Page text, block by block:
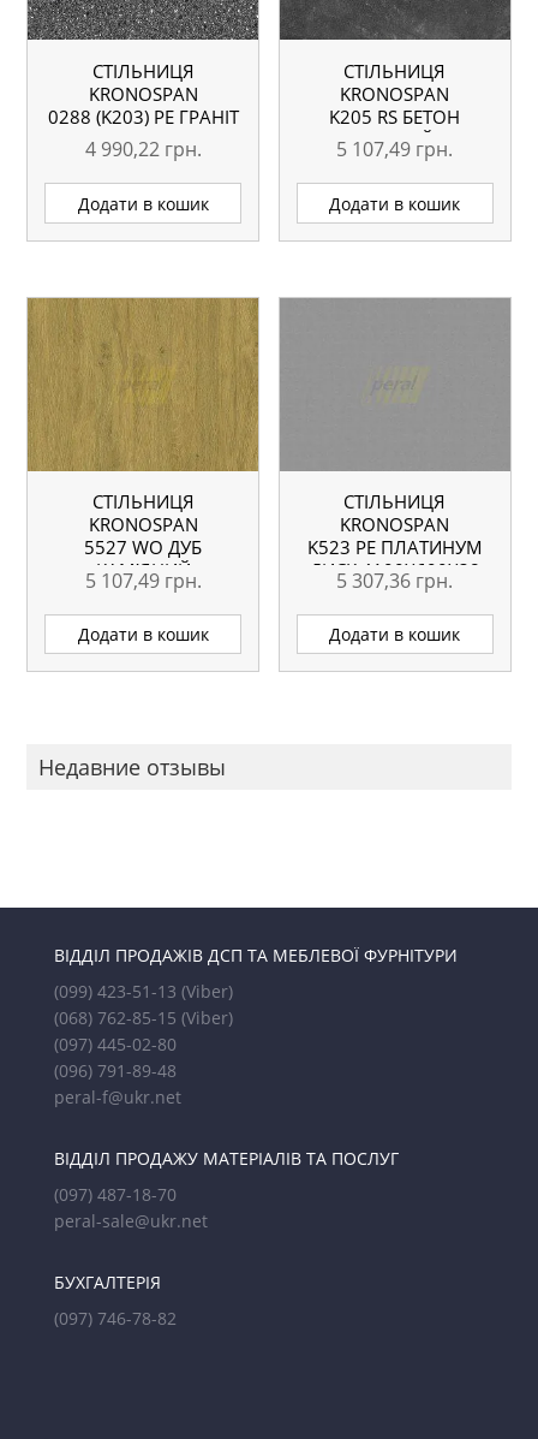
СТІЛЬНИЦЯ
KRONOSPAN
0288 (K203) PE ГРАНІТ
АНТРАЦИТ
4100X600X38 ММ
ВОЛОГОСТІЙКА
4 990,22 грн.
Додати в кошик
СТІЛЬНИЦЯ
KRONOSPAN
K205 RS БЕТОН
ЧОРНИЙ
4100X600X38 ММ
ВОЛОГОСТІЙКА
5 107,49 грн.
Додати в кошик
СТІЛЬНИЦЯ
KRONOSPAN
5527 WO ДУБ
КАМ’ЯНИЙ
4100X600X38 ММ
ВОЛОГОСТІЙКА
5 107,49 грн.
Додати в кошик
СТІЛЬНИЦЯ
KRONOSPAN
K523 PE ПЛАТИНУМ
ДИСК 4100X600X38
ММ ВОЛОГОСТІЙКА
5 307,36 грн.
Додати в кошик
Недавние отзывы
ВІДДІЛ ПРОДАЖІВ ДСП ТА МЕБЛЕВОЇ ФУРНІТУРИ
(099) 423-51-13 (Viber)
(068) 762-85-15 (Viber)
(097) 445-02-80
(096) 791-89-48
peral-f@ukr.net
ВІДДІЛ ПРОДАЖУ МАТЕРІАЛІВ ТА ПОСЛУГ
(097) 487-18-70
peral-sale@ukr.net
БУХГАЛТЕРІЯ
(097) 746-78-82